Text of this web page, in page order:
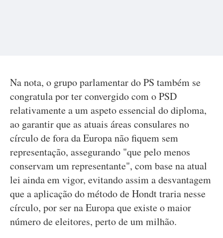
Na nota, o grupo parlamentar do PS também se
congratula por ter convergido com o PSD
relativamente a um aspeto essencial do diploma,
ao garantir que as atuais áreas consulares no
círculo de fora da Europa não fiquem sem
representação, assegurando "que pelo menos
conservam um representante", com base na atual
lei ainda em vigor, evitando assim a desvantagem
que a aplicação do método de Hondt traria nesse
círculo, por ser na Europa que existe o maior
número de eleitores, perto de um milhão.